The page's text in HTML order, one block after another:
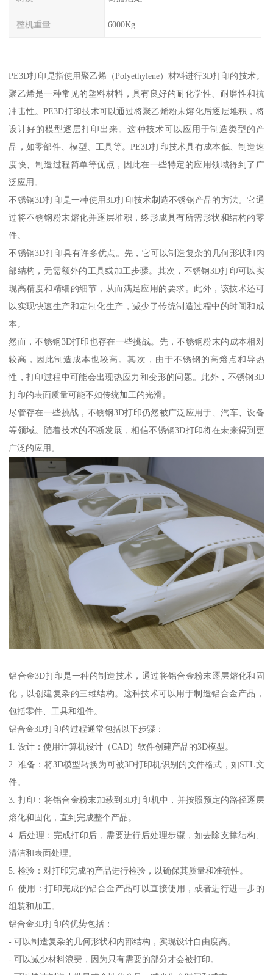
整机重量 6000Kg
PE3D打印是指使用聚乙烯（Polyethylene）材料进行3D打印的技术。
聚乙烯是一种常见的塑料材料，具有良好的耐化学性、耐磨性和抗
冲击性。PE3D打印技术可以通过将聚乙烯粉末熔化后逐层堆积，将
设计好的模型逐层打印出来。这种技术可以应用于制造类型的产
品，如零部件、模型、工具等。PE3D打印技术具有成本低、制造速
度快、制造过程简单等优点，因此在一些特定的应用领域得到了广
泛应用。
不锈钢3D打印是一种使用3D打印技术制造不锈钢产品的方法。它通
过将不锈钢粉末熔化并逐层堆积，终形成具有所需形状和结构的零
件。
不锈钢3D打印具有许多优点。先，它可以制造复杂的几何形状和内
部结构，无需额外的工具或加工步骤。其次，不锈钢3D打印可以实
现高精度和精细的细节，从而满足应用的要求。此外，该技术还可
以实现快速生产和定制化生产，减少了传统制造过程中的时间和成
本。
然而，不锈钢3D打印也存在一些挑战。先，不锈钢粉末的成本相对
较高，因此制造成本也较高。其次，由于不锈钢的高熔点和导热
性，打印过程中可能会出现热应力和变形的问题。此外，不锈钢3D
打印的表面质量可能不如传统加工的光滑。
尽管存在一些挑战，不锈钢3D打印仍然被广泛应用于、汽车、设备
等领域。随着技术的不断发展，相信不锈钢3D打印将在未来得到更
广泛的应用。
铝合金3D打印是一种的制造技术，通过将铝合金粉末逐层熔化和固
化，以创建复杂的三维结构。这种技术可以用于制造铝合金产品，
包括零件、工具和组件。
铝合金3D打印的过程通常包括以下步骤：
1. 设计：使用计算机设计（CAD）软件创建产品的3D模型。
2. 准备：将3D模型转换为可被3D打印机识别的文件格式，如STL文
件。
3. 打印：将铝合金粉末加载到3D打印机中，并按照预定的路径逐层
熔化和固化，直到完成整个产品。
4. 后处理：完成打印后，需要进行后处理步骤，如去除支撑结构、
清洁和表面处理。
5. 检验：对打印完成的产品进行检验，以确保其质量和准确性。
6. 使用：打印完成的铝合金产品可以直接使用，或者进行进一步的
组装和加工。
铝合金3D打印的优势包括：
- 可以制造复杂的几何形状和内部结构，实现设计自由度高。
- 可以减少材料浪费，因为只有需要的部分才会被打印。